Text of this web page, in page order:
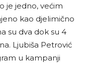
je jedno, većim
kao djelimično
su dva dok su 4
Ljubiša Petrović
u kampanji